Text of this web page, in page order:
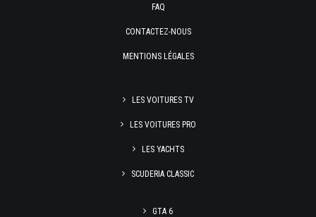
FAQ
CONTACTEZ-NOUS
MENTIONS LÉGALES
LES VOITURES TV
LES VOITURES PRO
LES YACHTS
SCUDERIA CLASSIC
GTA 6